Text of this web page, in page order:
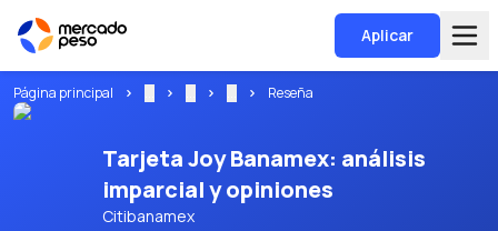
Aplicar
Página principal Reseña
Tarjeta Joy Banamex: análisis
imparcial y opiniones
Citibanamex